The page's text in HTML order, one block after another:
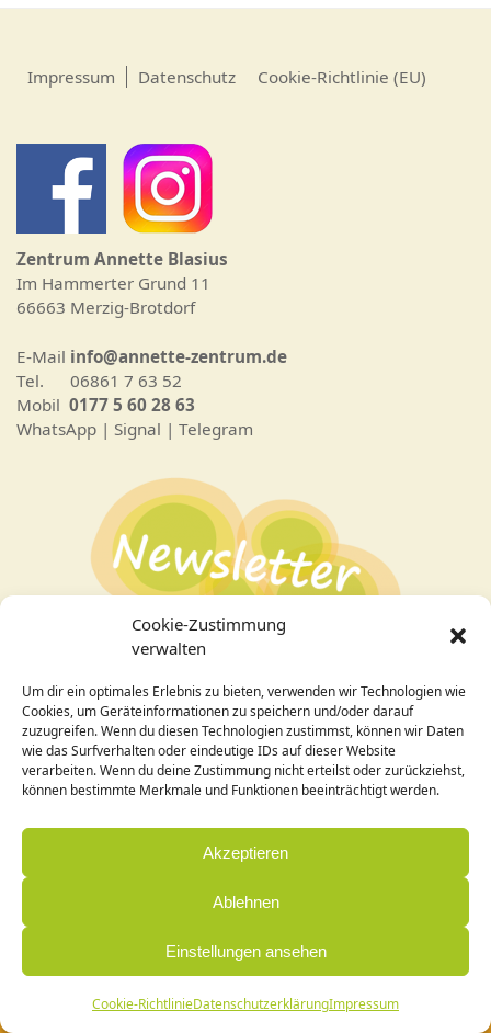
Cookie-Zustimmung
verwalten
Um dir ein optimales Erlebnis zu bieten, verwenden wir Technologien wie
Cookies, um Geräteinformationen zu speichern und/oder darauf
zuzugreifen. Wenn du diesen Technologien zustimmst, können wir Daten
wie das Surfverhalten oder eindeutige IDs auf dieser Website
verarbeiten. Wenn du deine Zustimmung nicht erteilst oder zurückziehst,
können bestimmte Merkmale und Funktionen beeinträchtigt werden.
Akzeptieren
Ablehnen
Einstellungen ansehen
Cookie-RichtlinieDatenschutzerklärungImpressum
Impressum Datenschutz Cookie-Richtlinie (EU)
Zentrum Annette Blasius
Im Hammerter Grund 11
66663 Merzig-Brotdorf
E-Mail info@annette-zentrum.de
Tel. 06861 7 63 52
Mobil 0177 5 60 28 63
WhatsApp | Signal | Telegram
Bei Interesse an den Veranstaltungenhier zum
Newsletteranmelden!
Design / Programmierung:
© Zentrum Annette Blasius